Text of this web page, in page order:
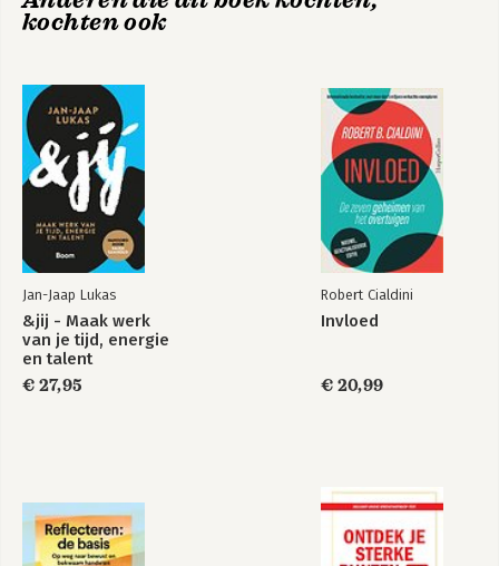
kochten ook
Jan-Jaap Lukas
&jij - Maak werk
van je tijd, energie
en talent
€ 27,95
Robert Cialdini
Invloed
€ 20,99